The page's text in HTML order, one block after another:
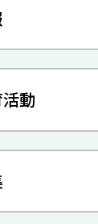
動